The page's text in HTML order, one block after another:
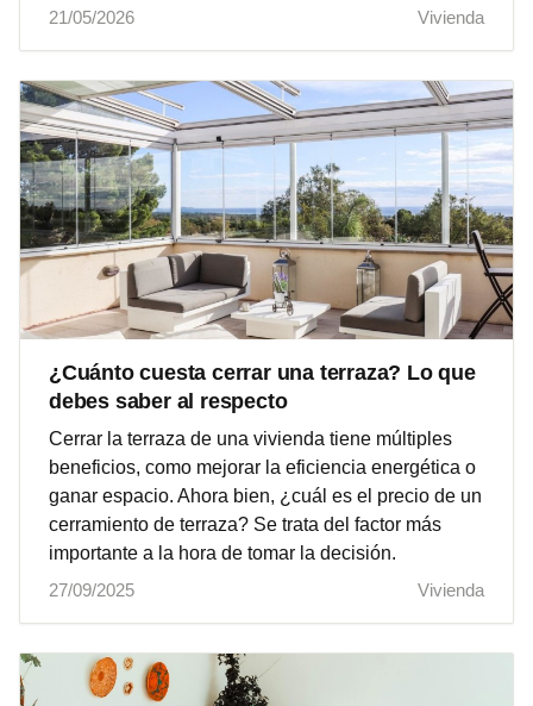
21/05/2026
Vivienda
¿Cuánto cuesta cerrar una terraza? Lo que
debes saber al respecto
Cerrar la terraza de una vivienda tiene múltiples
beneficios, como mejorar la eficiencia energética o
ganar espacio. Ahora bien, ¿cuál es el precio de un
cerramiento de terraza? Se trata del factor más
importante a la hora de tomar la decisión.
27/09/2025
Vivienda